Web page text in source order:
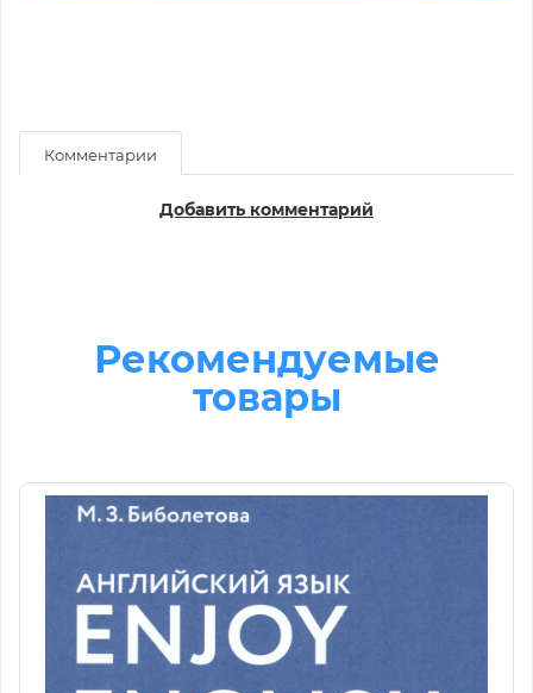
Комментарии
Добавить комментарий
Рекомендуемые
товары